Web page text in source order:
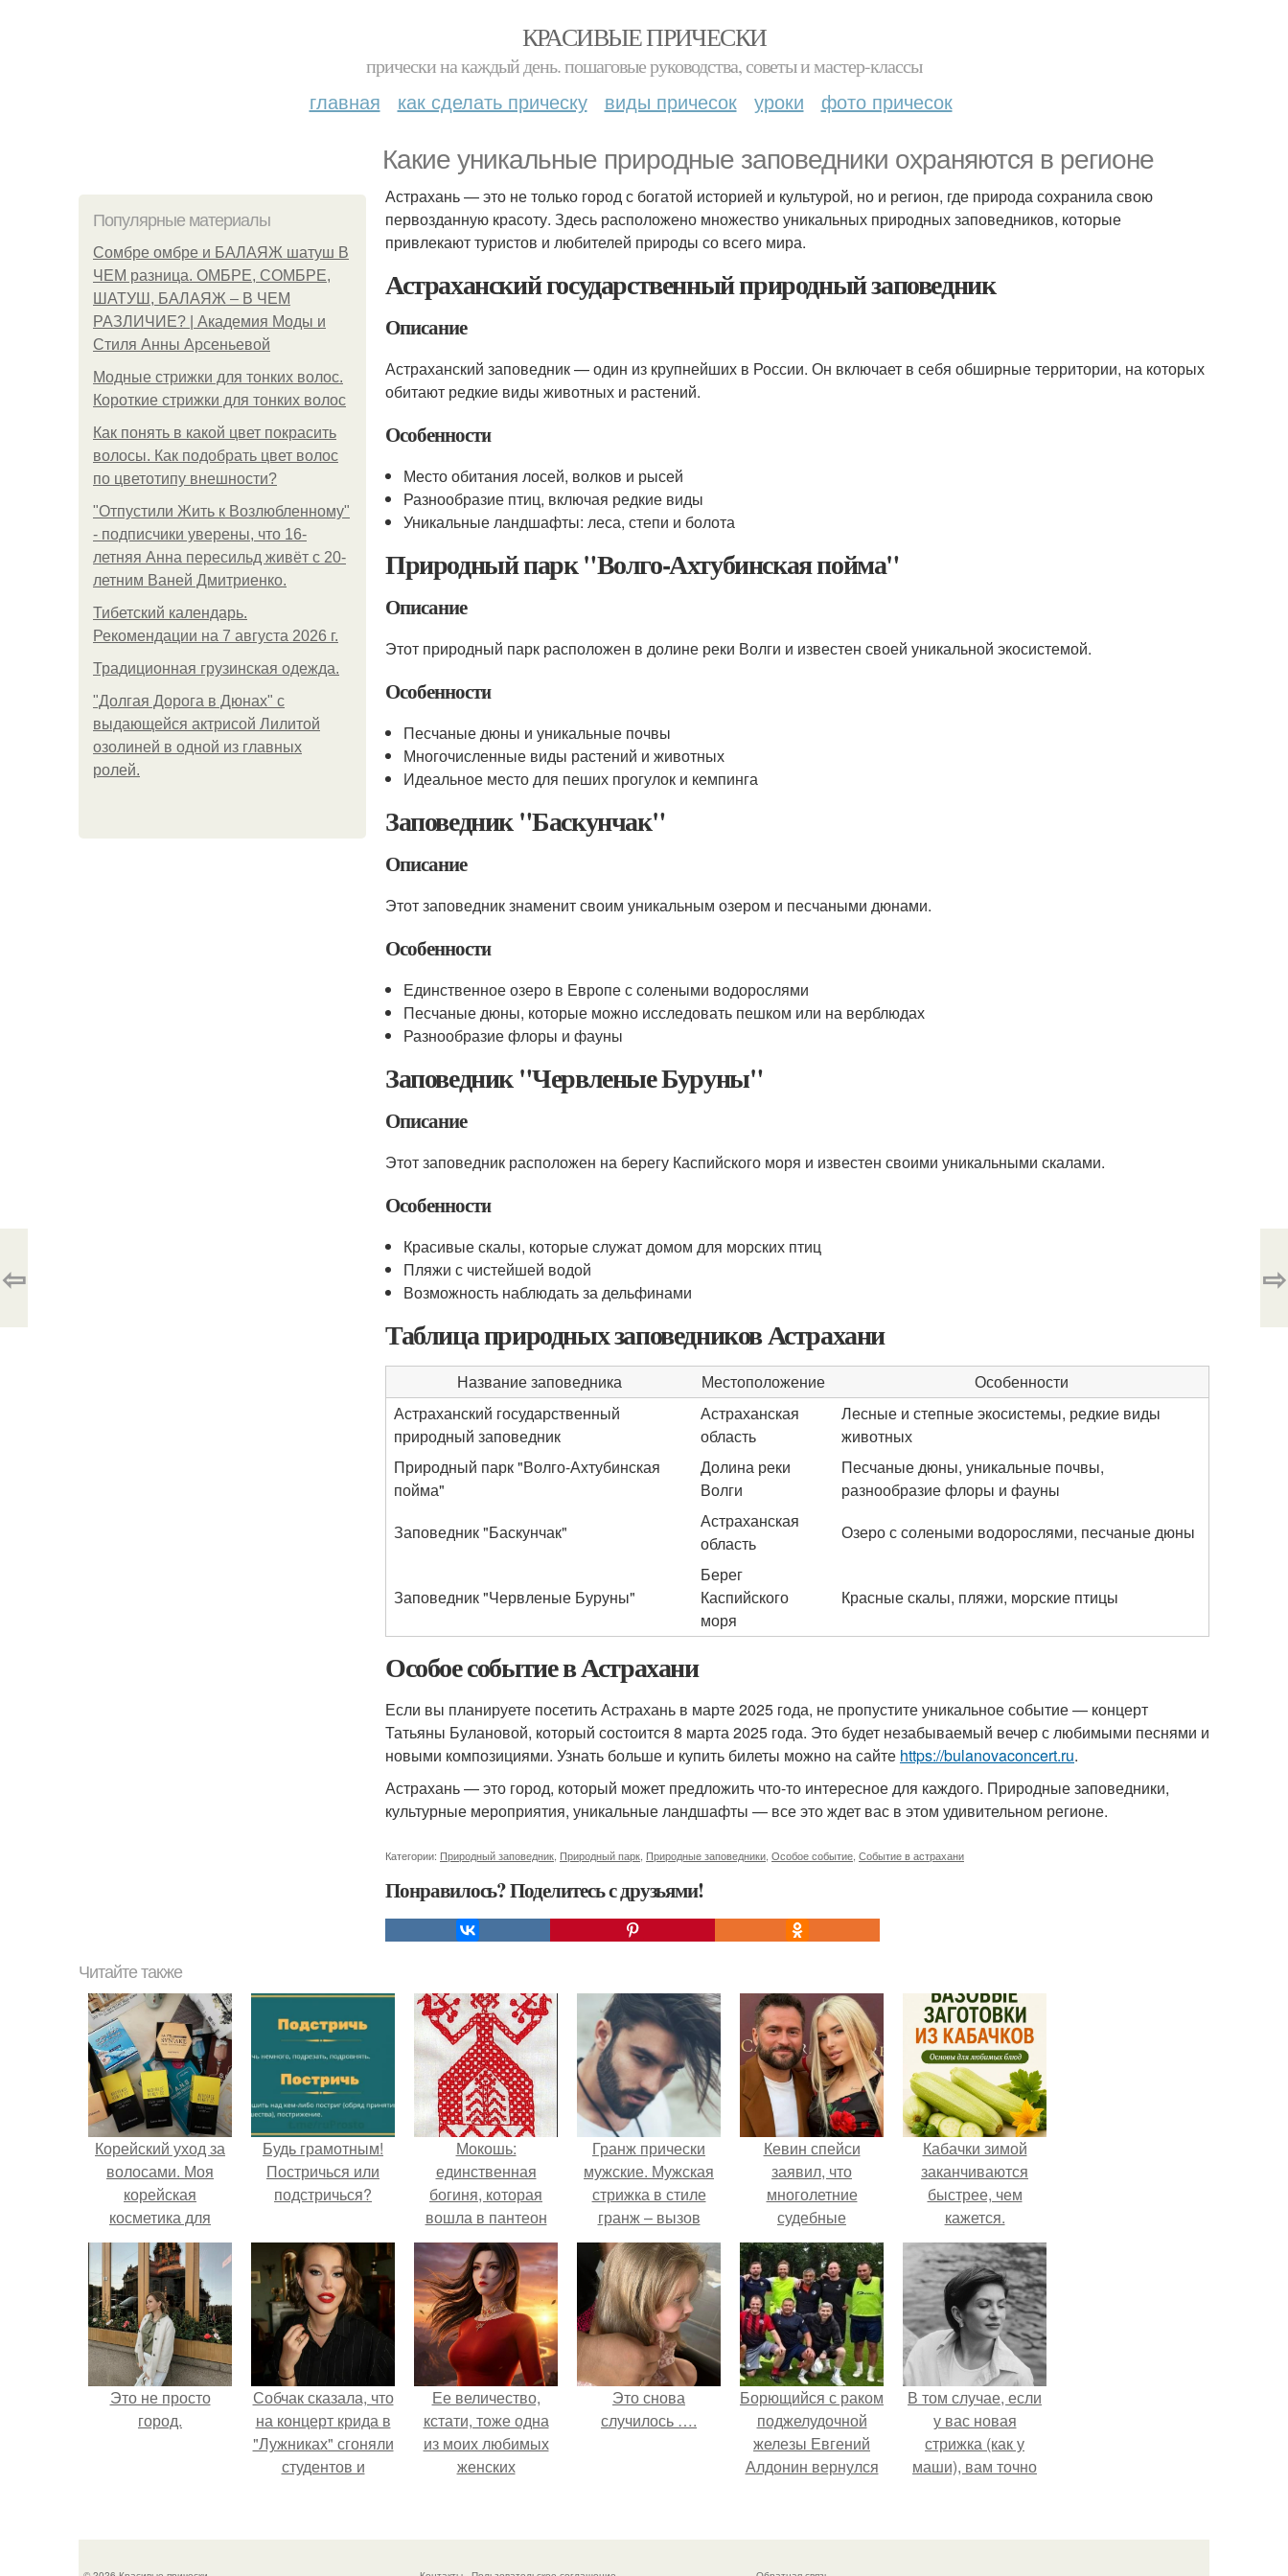
КРАСИВЫЕ ПРИЧЕСКИ
прически на каждый день. пошаговые руководства, советы и мастер-классы
главная как сделать прическу виды причесок уроки фото причесок
Какие уникальные природные заповедники охраняются в регионе
Популярные материалы
Сомбре омбре и БАЛАЯЖ шатуш В
ЧЕМ разница. ОМБРЕ, СОМБРЕ,
ШАТУШ, БАЛАЯЖ – В ЧЕМ
РАЗЛИЧИЕ? | Академия Моды и
Стиля Анны Арсеньевой
Модные стрижки для тонких волос.
Короткие стрижки для тонких волос
Как понять в какой цвет покрасить
волосы. Как подобрать цвет волос
по цветотипу внешности?
"Отпустили Жить к Возлюбленному"
- подписчики уверены, что 16-
летняя Анна пересильд живёт с 20-
летним Ваней Дмитриенко.
Тибетский календарь.
Рекомендации на 7 августа 2026 г.
Традиционная грузинская одежда.
"Долгая Дорога в Дюнах" с
выдающейся актрисой Лилитой
озолиней в одной из главных
ролей.
Астрахань — это не только город с богатой историей и культурой, но и регион, где природа сохранила свою
первозданную красоту. Здесь расположено множество уникальных природных заповедников, которые
привлекают туристов и любителей природы со всего мира.
Астраханский государственный природный заповедник
Описание
Астраханский заповедник — один из крупнейших в России. Он включает в себя обширные территории, на которых
обитают редкие виды животных и растений.
Особенности
Место обитания лосей, волков и рысей
Разнообразие птиц, включая редкие виды
Уникальные ландшафты: леса, степи и болота
Природный парк "Волго-Ахтубинская пойма"
Описание
Этот природный парк расположен в долине реки Волги и известен своей уникальной экосистемой.
Особенности
Песчаные дюны и уникальные почвы
Многочисленные виды растений и животных
Идеальное место для пеших прогулок и кемпинга
Заповедник "Баскунчак"
Описание
Этот заповедник знаменит своим уникальным озером и песчаными дюнами.
Особенности
Единственное озеро в Европе с солеными водорослями
Песчаные дюны, которые можно исследовать пешком или на верблюдах
Разнообразие флоры и фауны
Заповедник "Червленые Буруны"
Описание
Этот заповедник расположен на берегу Каспийского моря и известен своими уникальными скалами.
Особенности
Красивые скалы, которые служат домом для морских птиц
Пляжи с чистейшей водой
Возможность наблюдать за дельфинами
Таблица природных заповедников Астрахани
Название заповедника Местоположение
Особенности
Астраханский государственный
природный заповедник
Астраханская
область
Лесные и степные экосистемы, редкие виды
животных
Природный парк "Волго-Ахтубинская
пойма"
Долина реки
Волги
Песчаные дюны, уникальные почвы,
разнообразие флоры и фауны
Заповедник "Баскунчак"
Астраханская
область
Озеро с солеными водорослями, песчаные дюны
Заповедник "Червленые Буруны"
Берег
Каспийского
моря
Красные скалы, пляжи, морские птицы
Особое событие в Астрахани
Если вы планируете посетить Астрахань в марте 2025 года, не пропустите уникальное событие — концерт
Татьяны Булановой, который состоится 8 марта 2025 года. Это будет незабываемый вечер с любимыми песнями и
новыми композициями. Узнать больше и купить билеты можно на сайте https://bulanovaconcert.ru.
Астрахань — это город, который может предложить что-то интересное для каждого. Природные заповедники,
культурные мероприятия, уникальные ландшафты — все это ждет вас в этом удивительном регионе.
Категории: Природный заповедник Природный парк Природные заповедники Особое событие Событие в астрахани
Понравилось? Поделитесь с друзьями!
⇦ ⇨
Читайте также
Корейский уход за
волосами. Моя
корейская
косметика для
восстановления
волос
Будь грамотным!
Постричься или
подстричься?
Мокошь:
единственная
богиня, которая
вошла в пантеон
князя Владимира.
Гранж прически
мужские. Мужская
стрижка в стиле
гранж – вызов
стандарту
Кевин спейси
заявил, что
многолетние
судебные
разбирательства
практически
уничтожили его
состояние.
Кабачки зимой
заканчиваются
быстрее, чем
кажется.
Это не просто
город.
Собчак сказала, что
на концерт крида в
"Лужниках" сгоняли
студентов и
так везде были
Ее величество,
кстати, тоже одна
из моих любимых
женских
Это снова
случилось ….
Борющийся с раком
поджелудочной
железы Евгений
Алдонин вернулся
в Германии.
В том случае, если
у вас новая
стрижка (как у
маши), вам точно